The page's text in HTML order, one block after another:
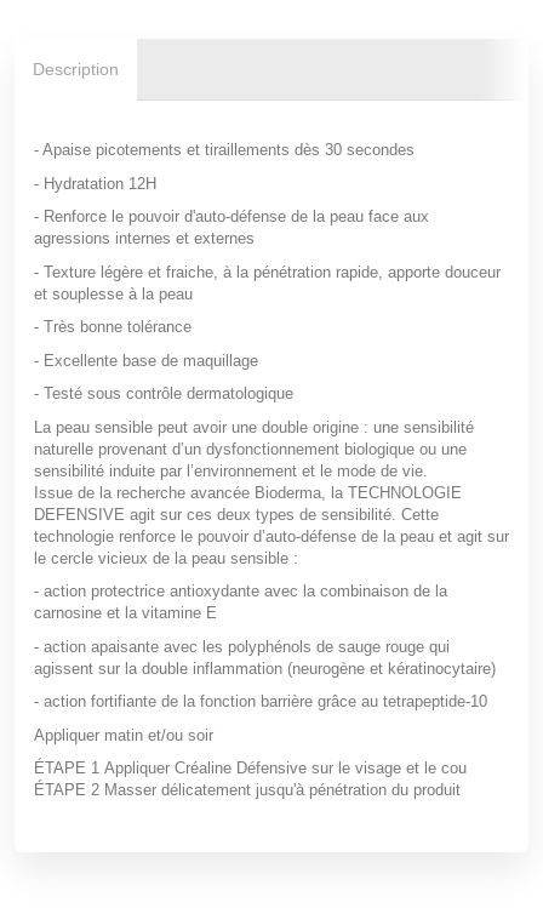
Description
- Apaise picotements et tiraillements dès 30 secondes
- Hydratation 12H
- Renforce le pouvoir d'auto-défense de la peau face aux
agressions internes et externes
- Texture légère et fraiche, à la pénétration rapide, apporte douceur
et souplesse à la peau
- Très bonne tolérance
- Excellente base de maquillage
- Testé sous contrôle dermatologique
La peau sensible peut avoir une double origine : une sensibilité
naturelle provenant d’un dysfonctionnement biologique ou une
sensibilité induite par l’environnement et le mode de vie.
Issue de la recherche avancée Bioderma, la TECHNOLOGIE
DEFENSIVE agit sur ces deux types de sensibilité. Cette
technologie renforce le pouvoir d’auto-défense de la peau et agit sur
le cercle vicieux de la peau sensible :
- action protectrice antioxydante avec la combinaison de la
carnosine et la vitamine E
- action apaisante avec les polyphénols de sauge rouge qui
agissent sur la double inflammation (neurogène et kératinocytaire)
- action fortifiante de la fonction barrière grâce au tetrapeptide-10
Appliquer matin et/ou soir
ÉTAPE 1 Appliquer Créaline Défensive sur le visage et le cou
ÉTAPE 2 Masser délicatement jusqu'à pénétration du produit